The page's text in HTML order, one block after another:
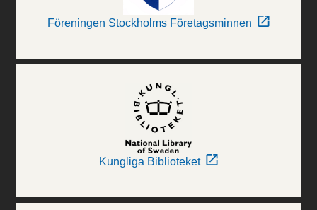
Föreningen Stockholms Företagsminnen
Kungliga Biblioteket